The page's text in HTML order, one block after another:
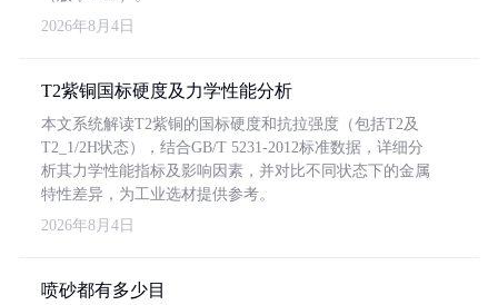
2026年8月4日
T2紫铜国标硬度及力学性能分析
本文系统解读T2紫铜的国标硬度和抗拉强度（包括T2及
T2_1/2H状态），结合GB/T 5231-2012标准数据，详细分
析其力学性能指标及影响因素，并对比不同状态下的金属
特性差异，为工业选材提供参考。
2026年8月4日
喷砂都有多少目